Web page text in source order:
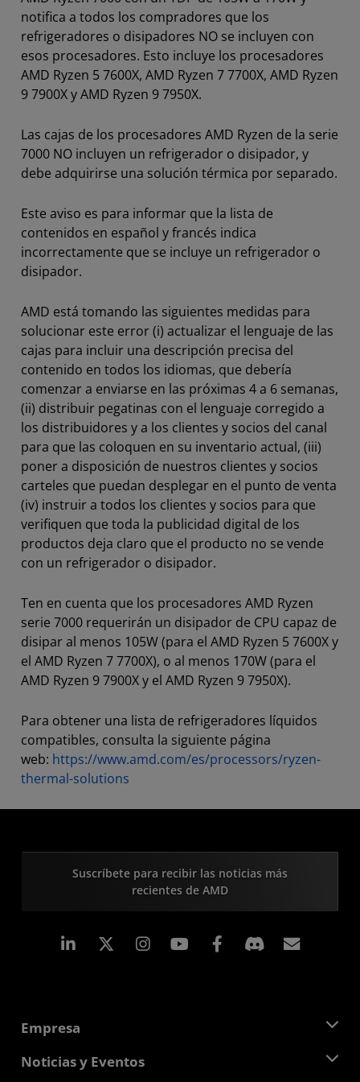
notifica a todos los compradores que los
refrigeradores o disipadores NO se incluyen con
esos procesadores. Esto incluye los procesadores
AMD Ryzen 5 7600X, AMD Ryzen 7 7700X, AMD Ryzen
9 7900X y AMD Ryzen 9 7950X.
Las cajas de los procesadores AMD Ryzen de la serie
7000 NO incluyen un refrigerador o disipador, y
debe adquirirse una solución térmica por separado.
Este aviso es para informar que la lista de
contenidos en español y francés indica
incorrectamente que se incluye un refrigerador o
disipador.
AMD está tomando las siguientes medidas para
solucionar este error (i) actualizar el lenguaje de las
cajas para incluir una descripción precisa del
contenido en todos los idiomas, que debería
comenzar a enviarse en las próximas 4 a 6 semanas,
(ii) distribuir pegatinas con el lenguaje corregido a
los distribuidores y a los clientes y socios del canal
para que las coloquen en su inventario actual, (iii)
poner a disposición de nuestros clientes y socios
carteles que puedan desplegar en el punto de venta
(iv) instruir a todos los clientes y socios para que
verifiquen que toda la publicidad digital de los
productos deja claro que el producto no se vende
con un refrigerador o disipador.
Ten en cuenta que los procesadores AMD Ryzen
serie 7000 requerirán un disipador de CPU capaz de
disipar al menos 105W (para el AMD Ryzen 5 7600X y
el AMD Ryzen 7 7700X), o al menos 170W (para el
AMD Ryzen 9 7900X y el AMD Ryzen 9 7950X).
Para obtener una lista de refrigeradores líquidos
compatibles, consulta la siguiente página
web: https://www.amd.com/es/processors/ryzen-
thermal-solutions
Suscríbete para recibir las noticias más
recientes de AMD
LinkedIn Instagram Facebook
Empresa
Acerca de AMD
Noticias y Eventos